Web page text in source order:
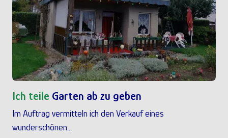
Ich teile Garten ab zu geben
Im Auftrag vermitteln ich den Verkauf eines
wunderschönen...